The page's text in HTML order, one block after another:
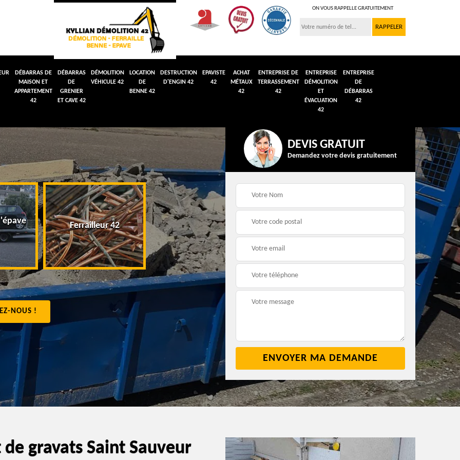
ON VOUS RAPPELLE GRATUITEMENT
DÉBARRAS DE
MAISON ET
APPARTEMENT
42
DÉBARRAS
DE
GRENIER
ET CAVE 42
DÉMOLITION
VÉHICULE 42
LOCATION
DE
BENNE 42
DESTRUCTION
D'ENGIN 42
EPAVISTE
42
ACHAT
MÉTAUX
42
ENTREPRISE DE
TERRASSEMENT
42
ENTREPRISE
DÉMOLITION
ET
ÉVACUATION
42
ENTREPRISE
DE
DÉBARRAS
42
Ferrailleur 42
Débarras de maison et
appartement 42
Débarras de grenier et
Démolition véhicule
NOUS !
DEVIS GRATUIT
Demandez votre devis gratuitement
gravats Saint Sauveur